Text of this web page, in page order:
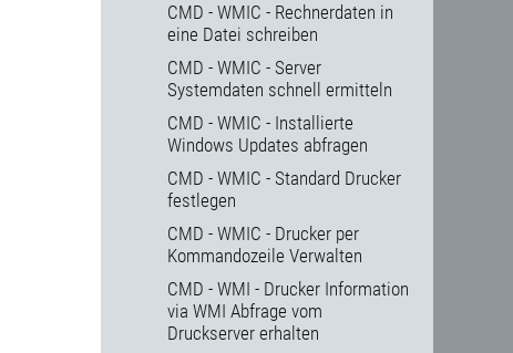
CMD - WMIC - Rechnerdaten in
eine Datei schreiben
CMD - WMIC - Server
Systemdaten schnell ermitteln
CMD - WMIC - Installierte
Windows Updates abfragen
CMD - WMIC - Standard Drucker
festlegen
CMD - WMIC - Drucker per
Kommandozeile Verwalten
CMD - WMI - Drucker Information
via WMI Abfrage vom
Druckserver erhalten